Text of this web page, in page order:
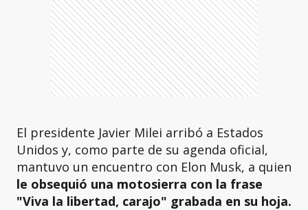
El presidente Javier Milei arribó a Estados
Unidos y, como parte de su agenda oficial,
mantuvo un encuentro con Elon Musk, a quien
le obsequió una motosierra con la frase
"Viva la libertad, carajo" grabada en su hoja.